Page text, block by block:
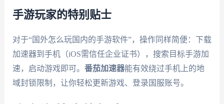
手游玩家的特别贴士
对于“国外怎么玩国内的手游软件”，操作同样简便：下载
加速器到手机（iOS需信任企业证书），搜索目标手游加
速，启动游戏即可。 番茄加速器能有效绕过手机上的地
域封锁限制，让你轻松更新游戏、登录国服账号。